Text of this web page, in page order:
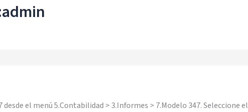
el menú 5.Contabilidad > 3.Informes > 7.Modelo 347. Seleccione el